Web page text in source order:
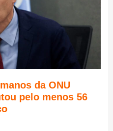
da ONU
pelo menos 56